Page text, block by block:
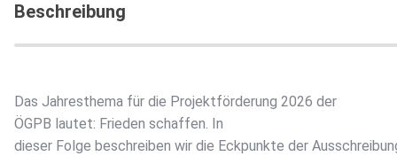
Beschreibung
Das Jahresthema für die Projektförderung 2026 der
ÖGPB lautet: Frieden schaffen. In
dieser Folge beschreiben wir die Eckpunkte der